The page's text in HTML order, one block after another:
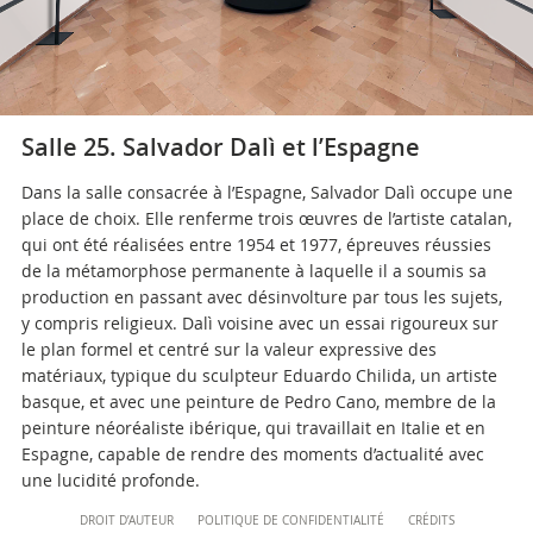
musei@scv.va
Salle 25. Salvador Dalì et l’Espagne
Dans la salle consacrée à l’Espagne, Salvador Dalì occupe une
place de choix. Elle renferme trois œuvres de l’artiste catalan,
qui ont été réalisées entre 1954 et 1977, épreuves réussies
de la métamorphose permanente à laquelle il a soumis sa
production en passant avec désinvolture par tous les sujets,
y compris religieux. Dalì voisine avec un essai rigoureux sur
le plan formel et centré sur la valeur expressive des
matériaux, typique du sculpteur Eduardo Chilida, un artiste
basque, et avec une peinture de Pedro Cano, membre de la
peinture néoréaliste ibérique, qui travaillait en Italie et en
Espagne, capable de rendre des moments d’actualité avec
une lucidité profonde.
ContentDROIT D’AUTEUR POLITIQUE DE CONFIDENTIALITÉ CRÉDITS